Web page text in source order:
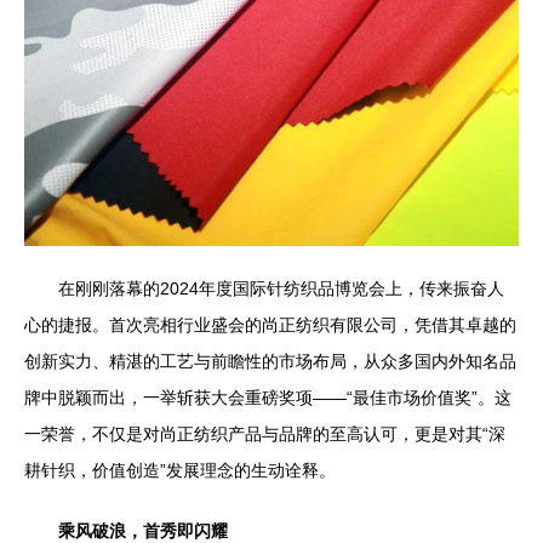
在刚刚落幕的2024年度国际针纺织品博览会上，传来振奋人
心的捷报。首次亮相行业盛会的尚正纺织有限公司，凭借其卓越的
创新实力、精湛的工艺与前瞻性的市场布局，从众多国内外知名品
牌中脱颖而出，一举斩获大会重磅奖项——“最佳市场价值奖”。这
一荣誉，不仅是对尚正纺织产品与品牌的至高认可，更是对其“深
耕针织，价值创造”发展理念的生动诠释。
乘风破浪，首秀即闪耀